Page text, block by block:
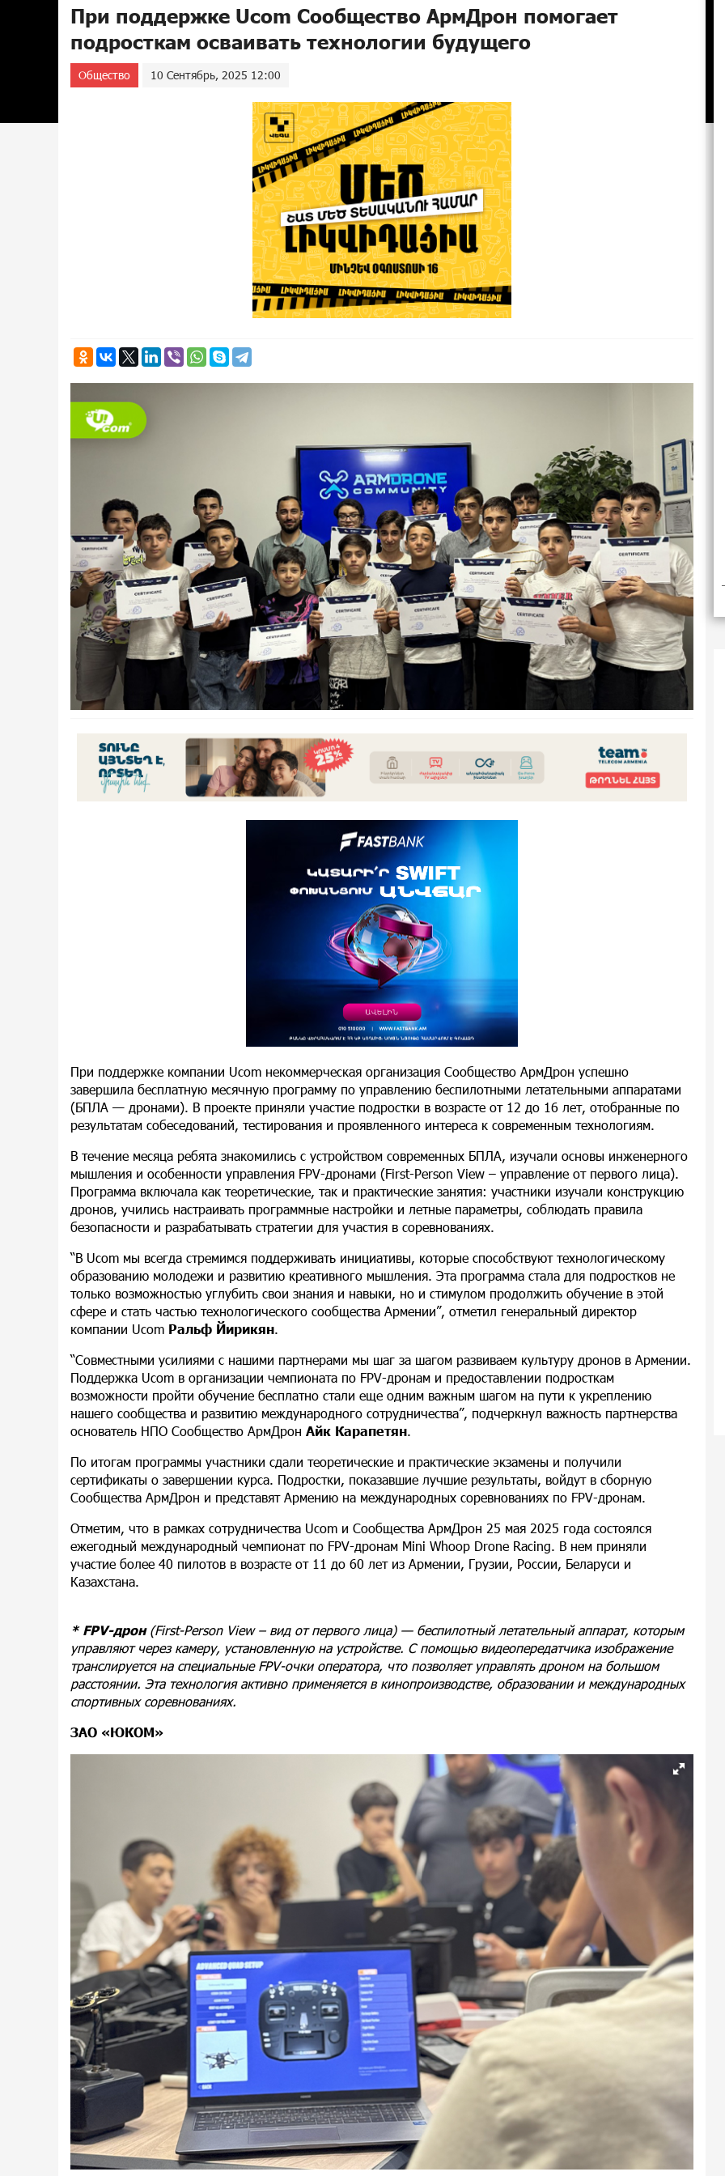
При поддержке Ucom Сообщество АрмДрон помогает
подросткам осваивать технологии будущего
Общество 10 Сентябрь, 2025 12:00
При поддержке компании Ucom некоммерческая организация Сообщество АрмДрон успешно
завершила бесплатную месячную программу по управлению беспилотными летательными аппаратами
(БПЛА — дронами). В проекте приняли участие подростки в возрасте от 12 до 16 лет, отобранные по
результатам собеседований, тестирования и проявленного интереса к современным технологиям.
В течение месяца ребята знакомились с устройством современных БПЛА, изучали основы инженерного
мышления и особенности управления FPV-дронами (First-Person View – управление от первого лица).
Программа включала как теоретические, так и практические занятия: участники изучали конструкцию
дронов, учились настраивать программные настройки и летные параметры, соблюдать правила
безопасности и разрабатывать стратегии для участия в соревнованиях.
“В Ucom мы всегда стремимся поддерживать инициативы, которые способствуют технологическому
образованию молодежи и развитию креативного мышления. Эта программа стала для подростков не
только возможностью углубить свои знания и навыки, но и стимулом продолжить обучение в этой
сфере и стать частью технологического сообщества Армении”, отметил генеральный директор
компании Ucom Ральф Йирикян.
“Совместными усилиями с нашими партнерами мы шаг за шагом развиваем культуру дронов в Армении.
Поддержка Ucom в организации чемпионата по FPV-дронам и предоставлении подросткам
возможности пройти обучение бесплатно стали еще одним важным шагом на пути к укреплению
нашего сообщества и развитию международного сотрудничества”, подчеркнул важность партнерства
основатель НПО Сообщество АрмДрон Айк Карапетян.
По итогам программы участники сдали теоретические и практические экзамены и получили
сертификаты о завершении курса. Подростки, показавшие лучшие результаты, войдут в сборную
Сообщества АрмДрон и представят Армению на международных соревнованиях по FPV-дронам.
Отметим, что в рамках сотрудничества Ucom и Сообщества АрмДрон 25 мая 2025 года состоялся
ежегодный международный чемпионат по FPV-дронам Mini Whoop Drone Racing. В нем приняли
участие более 40 пилотов в возрасте от 11 до 60 лет из Армении, Грузии, России, Беларуси и
Казахстана.
* FPV-дрон(First-Person View – вид от первого лица) — беспилотный летательный аппарат, которым
управляют через камеру, установленную на устройстве. С помощью видеопередатчика изображение
транслируется на специальные FPV-очки оператора, что позволяет управлять дроном на большом
расстоянии. Эта технология активно применяется в кинопроизводстве, образовании и международных
спортивных соревнованиях.
ЗАО «ЮКОМ»